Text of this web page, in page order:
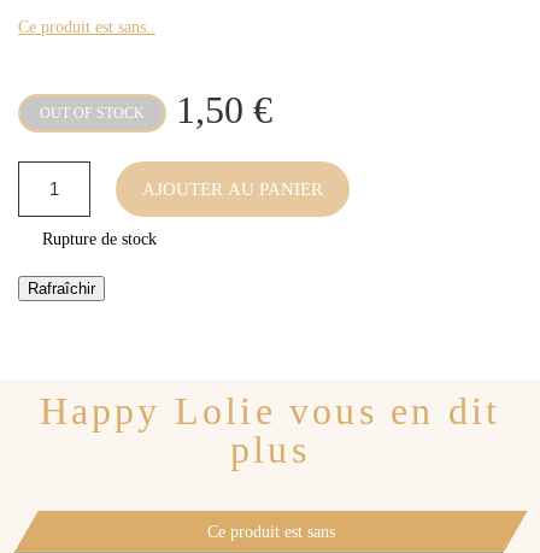
Ce produit est sans..
OUT OF STOCK 1,50 €
AJOUTER AU PANIER
Rupture de stock
Happy Lolie vous en dit
plus
Ce produit est sans